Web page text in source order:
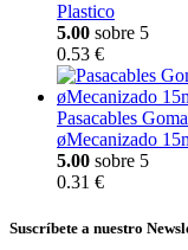
Plastico
5.00 sobre 5
0.53 €
Pasacables
øMecanizado
5.00 sobre 5
0.31 €
Suscríbete a nuestro